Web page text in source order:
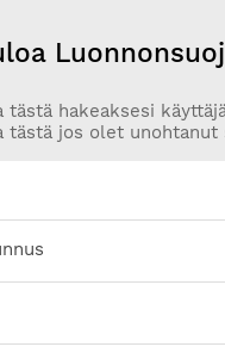
tästä hakeaksesi
tästä jos olet unohtanut